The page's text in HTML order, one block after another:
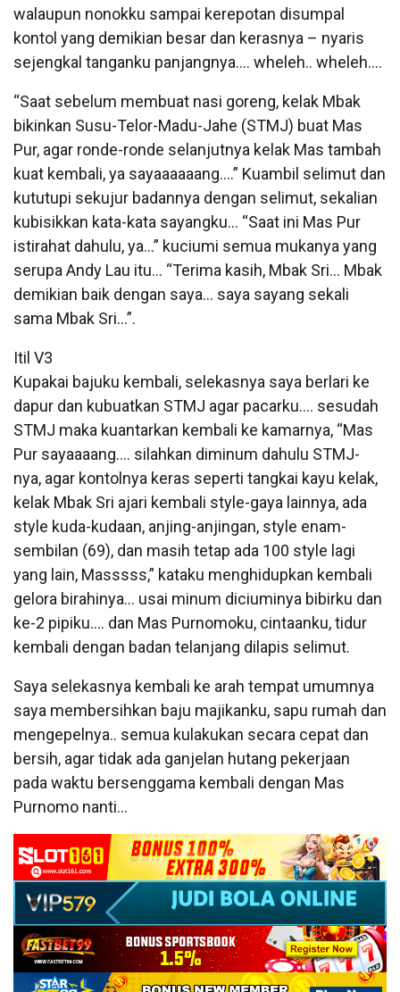
walaupun nonokku sampai kerepotan disumpal
kontol yang demikian besar dan kerasnya – nyaris
sejengkal tanganku panjangnya…. wheleh.. wheleh….
“Saat sebelum membuat nasi goreng, kelak Mbak
bikinkan Susu-Telor-Madu-Jahe (STMJ) buat Mas
Pur, agar ronde-ronde selanjutnya kelak Mas tambah
kuat kembali, ya sayaaaaaang….” Kuambil selimut dan
kututupi sekujur badannya dengan selimut, sekalian
kubisikkan kata-kata sayangku… “Saat ini Mas Pur
istirahat dahulu, ya…” kuciumi semua mukanya yang
serupa Andy Lau itu… “Terima kasih, Mbak Sri… Mbak
demikian baik dengan saya… saya sayang sekali
sama Mbak Sri…”.
Itil V3
Kupakai bajuku kembali, selekasnya saya berlari ke
dapur dan kubuatkan STMJ agar pacarku…. sesudah
STMJ maka kuantarkan kembali ke kamarnya, “Mas
Pur sayaaaang…. silahkan diminum dahulu STMJ-
nya, agar kontolnya keras seperti tangkai kayu kelak,
kelak Mbak Sri ajari kembali style-gaya lainnya, ada
style kuda-kudaan, anjing-anjingan, style enam-
sembilan (69), dan masih tetap ada 100 style lagi
yang lain, Masssss,” kataku menghidupkan kembali
gelora birahinya… usai minum diciuminya bibirku dan
ke-2 pipiku…. dan Mas Purnomoku, cintaanku, tidur
kembali dengan badan telanjang dilapis selimut.
Saya selekasnya kembali ke arah tempat umumnya
saya membersihkan baju majikanku, sapu rumah dan
mengepelnya.. semua kulakukan secara cepat dan
bersih, agar tidak ada ganjelan hutang pekerjaan
pada waktu bersenggama kembali dengan Mas
Purnomo nanti…